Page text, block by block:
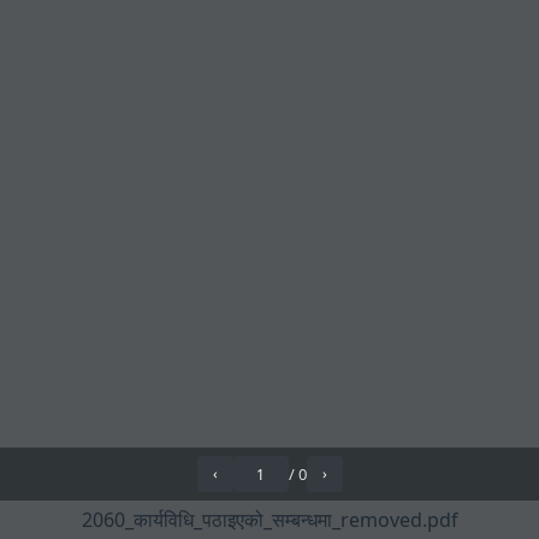
‹ /0 ›
2060_कार्यविधि_पठाइएको_सम्बन्धमा_removed.pdf